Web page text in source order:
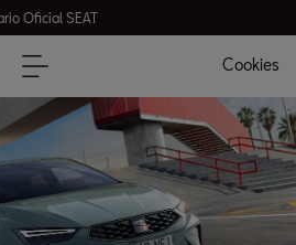
Oficial SEAT
Cookies